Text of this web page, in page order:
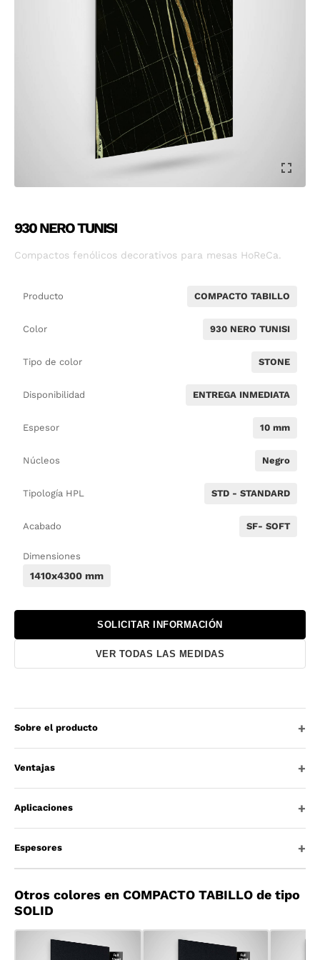
930 NERO TUNISI
Compactos fenólicos decorativos para mesas HoReCa.
Producto COMPACTO TABILLO
Color 930 NERO TUNISI
Tipo de color STONE
Disponibilidad ENTREGA INMEDIATA
Espesor 10 mm
Núcleos Negro
Tipología HPL STD - STANDARD
Acabado SF- SOFT
Dimensiones
1410x4300 mm
SOLICITAR INFORMACIÓN
VER TODAS LAS MEDIDAS
Sobre el producto
Ventajas
Aplicaciones
Espesores
Otros colores en COMPACTO TABILLO de tipo
SOLID